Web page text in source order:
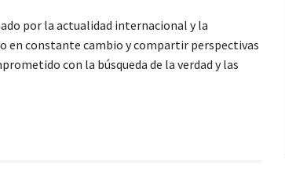
por la actualidad internacional y la
en constante cambio y compartir perspectivas
con la búsqueda de la verdad y las